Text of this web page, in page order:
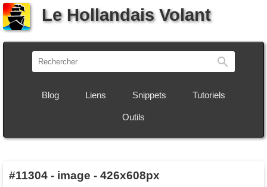
Le Hollandais Volant
Blog Liens Snippets Tutoriels
Outils
#11304 - image - 426x608px